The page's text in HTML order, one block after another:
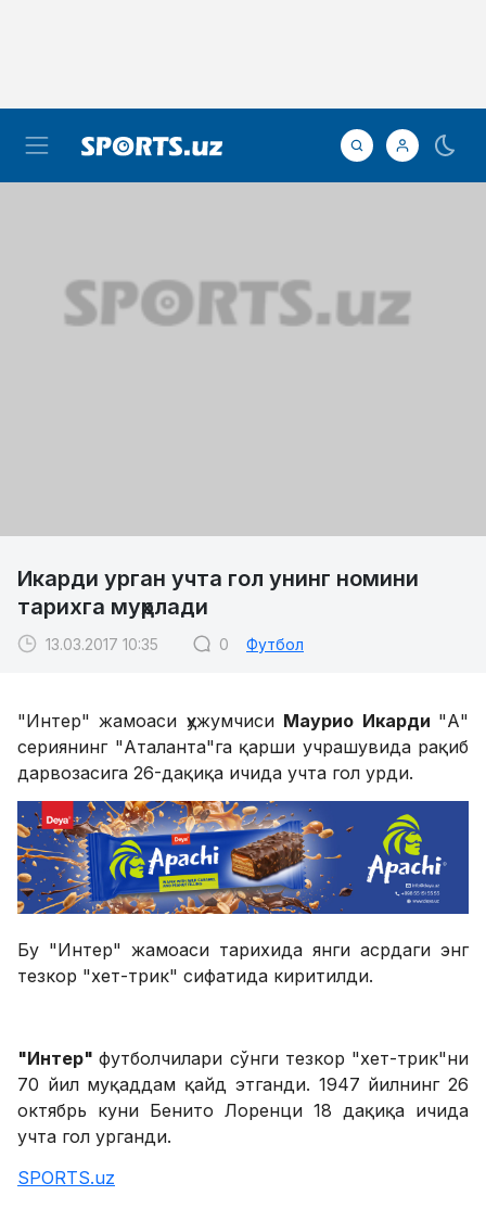
Икарди урган учта гол унинг номини
тарихга муҳрлади
13.03.2017 10:35 0 Футбол
"Интер" жамоаси ҳужумчиси Маурио Икарди "А"
сериянинг "Аталанта"га қарши учрашувида рақиб
дарвозасига 26-дақиқа ичида учта гол урди.
Бу "Интер" жамоаси тарихида янги асрдаги энг
тезкор "хет-трик" сифатида киритилди.
"Интер"футболчилари сўнги тезкор "хет-трик"ни
70 йил муқаддам қайд этганди. 1947 йилнинг 26
октябрь куни Бенито Лоренци 18 дақиқа ичида
учта гол урганди.
SPORTS.uz